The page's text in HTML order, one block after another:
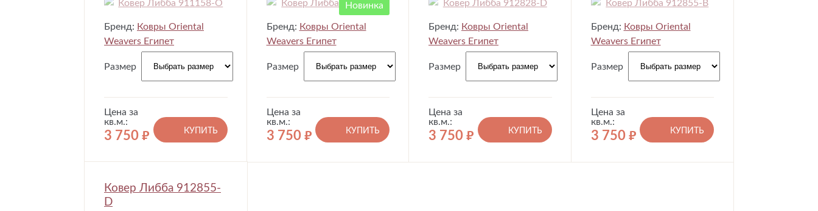
Бренд: Ковры Oriental
Weavers Египет
Размер
Цена за
кв.м.:
3 750 руб.
КУПИТЬ
Новинка
Бренд: Ковры Oriental
Weavers Египет
Размер
Цена за
кв.м.:
3 750 руб.
КУПИТЬ
Бренд: Ковры Oriental
Weavers Египет
Размер
Цена за
кв.м.:
3 750 руб.
КУПИТЬ
Бренд: Ковры Oriental
Weavers Египет
Размер
Цена за
кв.м.:
3 750 руб.
КУПИТЬ
Ковер Либба 912855-
D